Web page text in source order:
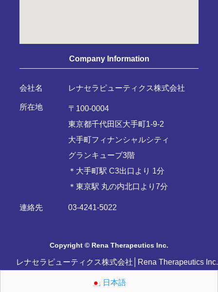
Company Information
会社名 レナセラピューティクス株式会社
所在地
〒100-0004
東京都千代田区大手町1-9-2
大手町フィナンシャルシティ
グランキューブ3階
＊大手町駅 C3出口より 1分
＊東京駅 丸の内北口より7分
連絡先 03-4241-5022
Copyright © Rena Therapeutics Inc.
レナセラピューティクス株式会社│Rena Therapeutics Inc.
日本語